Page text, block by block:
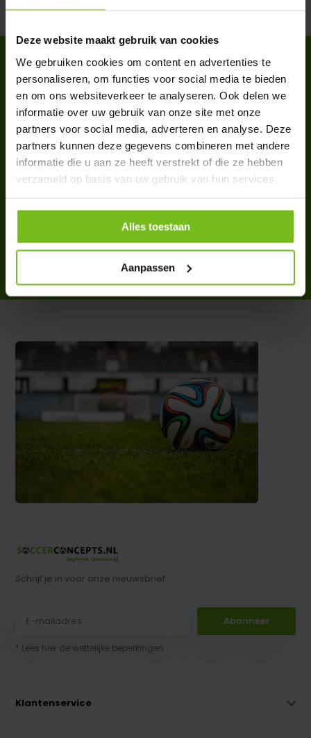
Deze website maakt gebruik van cookies
We gebruiken cookies om content en advertenties te
personaliseren, om functies voor social media te bieden
en om ons websiteverkeer te analyseren. Ook delen we
informatie over uw gebruik van onze site met onze
partners voor social media, adverteren en analyse. Deze
partners kunnen deze gegevens combineren met andere
informatie die u aan ze heeft verstrekt of die ze hebben
verzameld op basis van uw gebruik van hun services.
Alles toestaan
Aanpassen
Delen
ACCESSOIRES
Complete your purchase
Deliverytime
Schrijf je in voor onze nieuwsbrief
Abonneer
* Lees hier de wettelijke beperkingen
Klantenservice